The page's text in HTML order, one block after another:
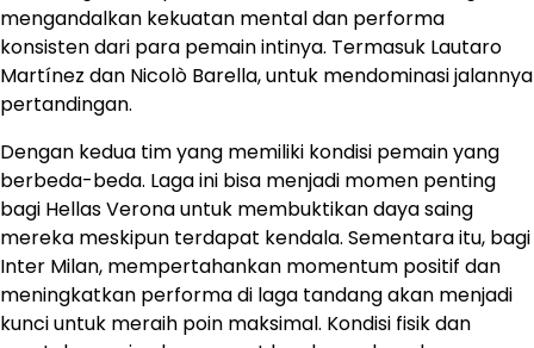
mengandalkan kekuatan mental dan performa
konsisten dari para pemain intinya. Termasuk Lautaro
Martínez dan Nicolò Barella, untuk mendominasi jalannya
pertandingan.
Dengan kedua tim yang memiliki kondisi pemain yang
berbeda-beda. Laga ini bisa menjadi momen penting
bagi Hellas Verona untuk membuktikan daya saing
mereka meskipun terdapat kendala. Sementara itu, bagi
Inter Milan, mempertahankan momentum positif dan
meningkatkan performa di laga tandang akan menjadi
kunci untuk meraih poin maksimal. ​Kondisi fisik dan